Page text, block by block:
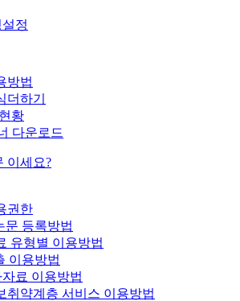
정
방법
더하기
황
다운로드
이세요?
권한
문 등록방법
유형별 이용방법
이용방법
료 이용방법
취약계층 서비스 이용방법